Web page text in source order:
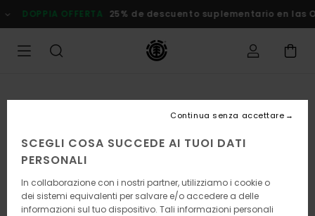
alle
informazioni
prodotto
OFFERTA 25% de descuento suplementario en las Ofertas
SCEGLI COSA SUCCEDE AI TUOI DATI
PERSONALI
In collaborazione con i nostri partner, utilizziamo i cookie o
dei sistemi equivalenti per salvare e/o accedere a delle
informazioni sul tuo dispositivo. Tali informazioni personali
Continua senza accettare